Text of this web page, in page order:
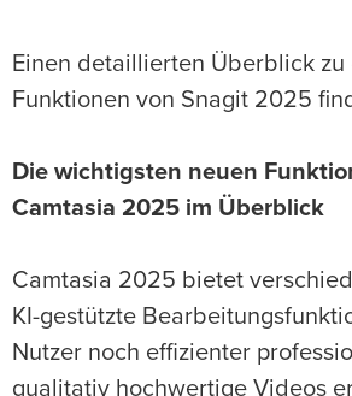
Einen detaillierten Überblick zu
Funktionen von Snagit 2025
Die wichtigsten neuen
Camtasia 2025 im Überblick
Camtasia 2025 bietet
KI-gestützte
Nutzer noch effizienter
qualitativ hochwertige Videos